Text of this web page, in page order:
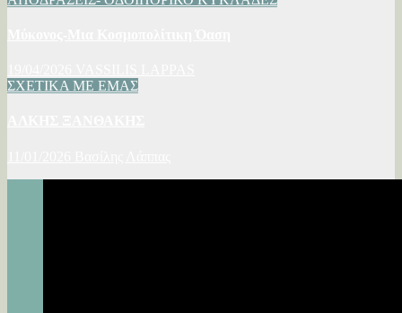
ΣΧΕΤΙΚΑ ΜΕ ΕΜΑΣ